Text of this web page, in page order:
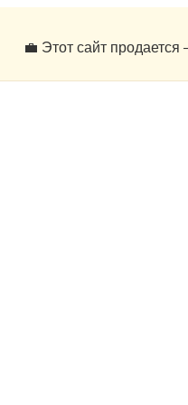
💼 Этот сайт